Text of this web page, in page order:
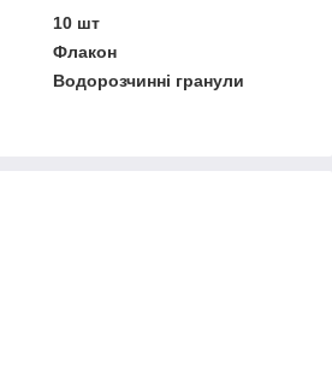
10 шт
Флакон
Водорозчинні гранули